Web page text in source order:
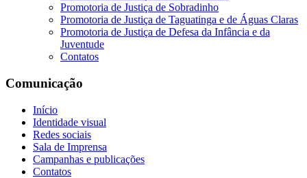
Promotoria de Justiça de Sobradinho
Promotoria de Justiça de Taguatinga e de Águas Claras
Promotoria de Justiça de Defesa da Infância e da
Juventude
Contatos
Comunicação
Início
Identidade visual
Redes sociais
Sala de Imprensa
Campanhas e publicações
Contatos